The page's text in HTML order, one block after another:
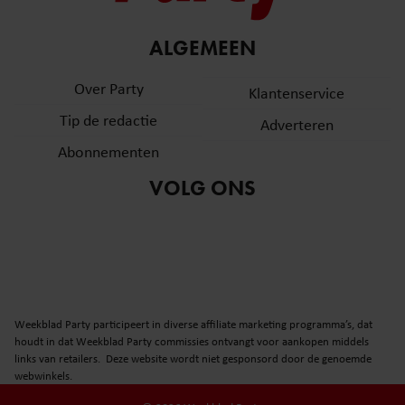
ALGEMEEN
Over Party
Tip de redactie
Abonnementen
Klantenservice
Adverteren
VOLG ONS
Weekblad Party participeert in diverse affiliate marketing programma’s, dat
houdt in dat Weekblad Party commissies ontvangt voor aankopen middels
links van retailers. Deze website wordt niet gesponsord door de genoemde
webwinkels.